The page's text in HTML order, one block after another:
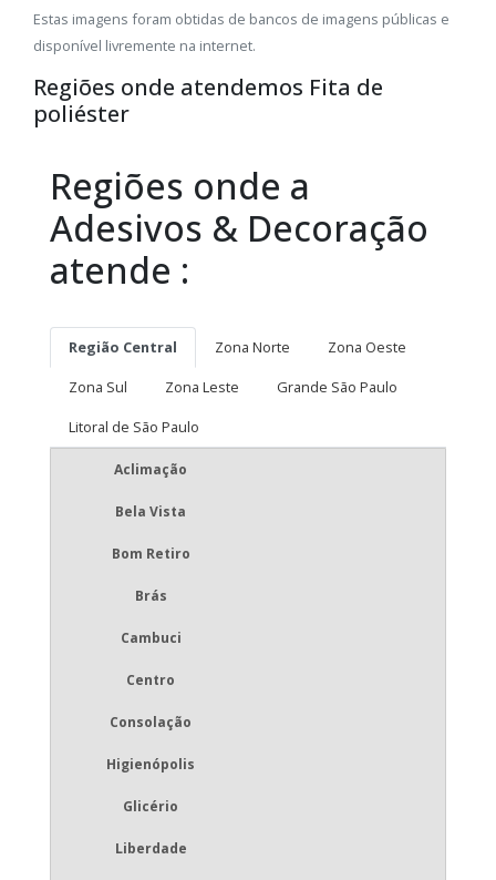
Estas imagens foram obtidas de bancos de imagens públicas e
disponível livremente na internet.
Regiões onde atendemos Fita de
poliéster
Regiões onde a
Adesivos & Decoração
atende :
Região Central Zona Norte
Zona Oeste
Zona Sul
Zona Leste
Grande São Paulo
Litoral de São Paulo
Aclimação
Bela Vista
Bom Retiro
Brás
Cambuci
Centro
Consolação
Higienópolis
Glicério
Liberdade